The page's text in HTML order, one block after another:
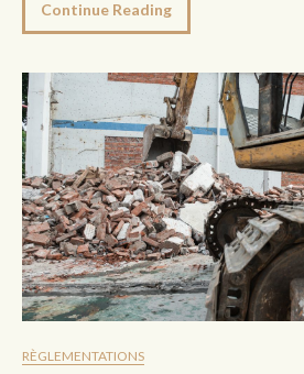
Continue Reading
RÈGLEMENTATIONS